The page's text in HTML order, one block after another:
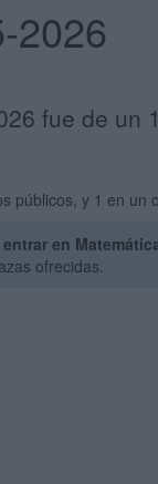
2026
fue de un
públicos, y 1 en un
en
ofrecidas.